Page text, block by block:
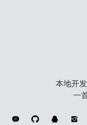
本地开
一